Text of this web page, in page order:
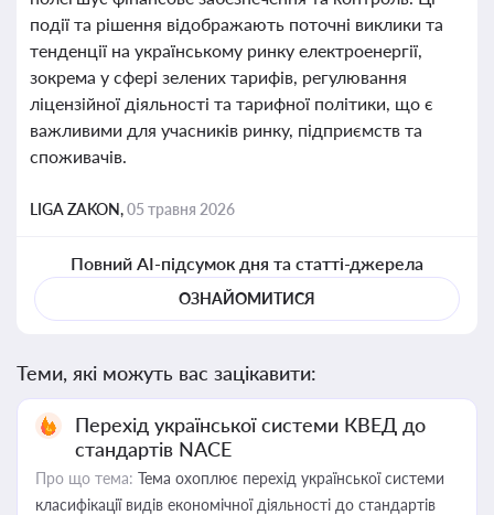
події та рішення відображають поточні виклики та
тенденції на українському ринку електроенергії,
зокрема у сфері зелених тарифів, регулювання
ліцензійної діяльності та тарифної політики, що є
важливими для учасників ринку, підприємств та
споживачів.
LIGA ZAKON,05 травня 2026
Повний AI-підсумок дня та статті-джерела
ОЗНАЙОМИТИСЯ
Теми, які можуть вас зацікавити:
Перехід української системи КВЕД до
стандартів NACE
Про що тема: Тема охоплює перехід української системи
класифікації видів економічної діяльності до стандартів